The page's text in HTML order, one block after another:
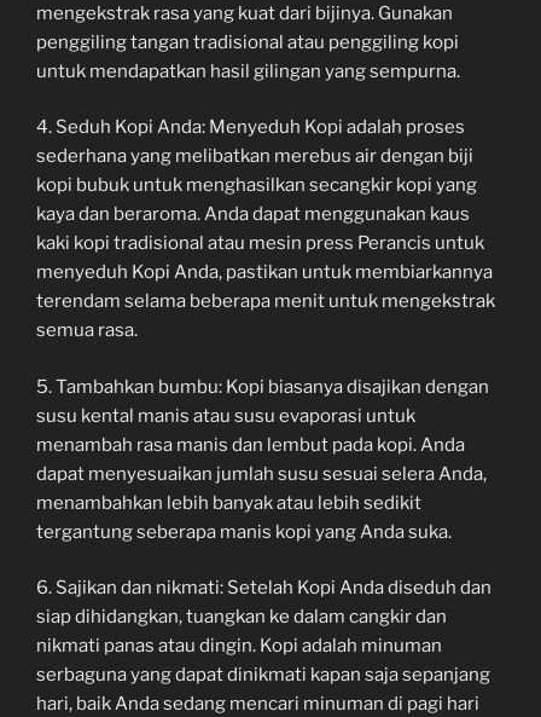
mengekstrak rasa yang kuat dari bijinya. Gunakan
penggiling tangan tradisional atau penggiling kopi
untuk mendapatkan hasil gilingan yang sempurna.
4. Seduh Kopi Anda: Menyeduh Kopi adalah proses
sederhana yang melibatkan merebus air dengan biji
kopi bubuk untuk menghasilkan secangkir kopi yang
kaya dan beraroma. Anda dapat menggunakan kaus
kaki kopi tradisional atau mesin press Perancis untuk
menyeduh Kopi Anda, pastikan untuk membiarkannya
terendam selama beberapa menit untuk mengekstrak
semua rasa.
5. Tambahkan bumbu: Kopi biasanya disajikan dengan
susu kental manis atau susu evaporasi untuk
menambah rasa manis dan lembut pada kopi. Anda
dapat menyesuaikan jumlah susu sesuai selera Anda,
menambahkan lebih banyak atau lebih sedikit
tergantung seberapa manis kopi yang Anda suka.
6. Sajikan dan nikmati: Setelah Kopi Anda diseduh dan
siap dihidangkan, tuangkan ke dalam cangkir dan
nikmati panas atau dingin. Kopi adalah minuman
serbaguna yang dapat dinikmati kapan saja sepanjang
hari, baik Anda sedang mencari minuman di pagi hari